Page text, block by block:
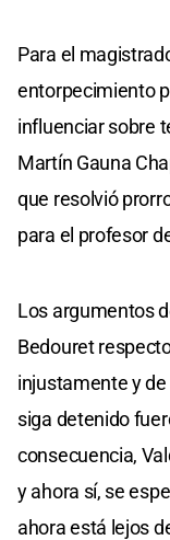
Para el
entorpecimiento
influenciar sobre
Martín Gauna
que resolvió
para el profesor
Los argumentos
Bedouret
injustamente y
siga detenido
consecuencia,
y ahora sí, se
ahora está lejos